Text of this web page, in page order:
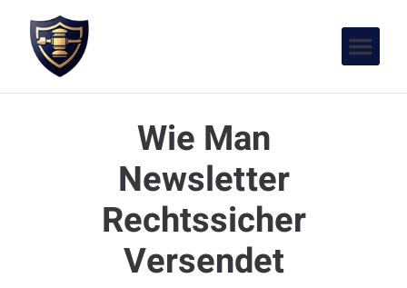
Wie Man
Newsletter
Rechtssicher
Versendet